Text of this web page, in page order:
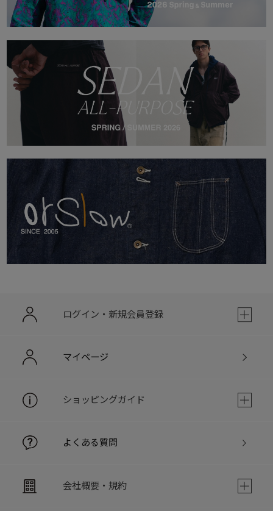
ログイン・新規会員登録
マイページ
ショッピングガイド
よくある質問
会社概要・規約